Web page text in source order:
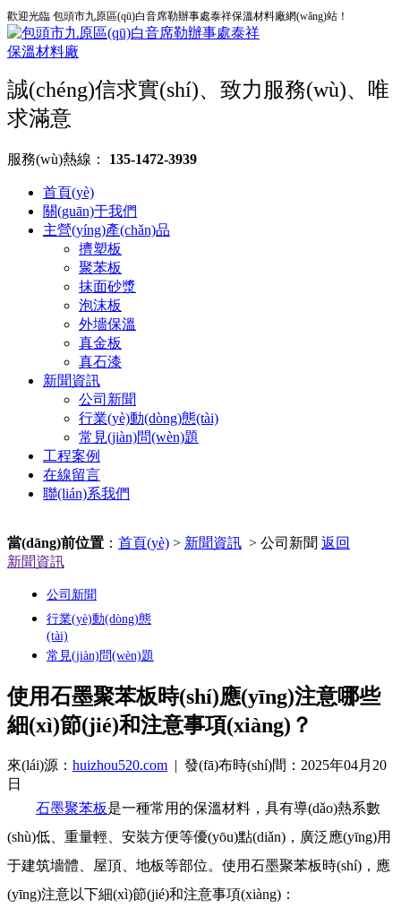
歡迎光臨 包頭市九原區(qū)白音席勒辦事處泰祥保溫材料廠網(wǎng)站！
誠(chéng)信求實(shí)、致力服務(wù)、唯
求滿意
服務(wù)熱線： 135-1472-3939
首頁(yè)
關(guān)于我們
主營(yíng)產(chǎn)品
擠塑板
聚苯板
抹面砂漿
泡沫板
外墻保溫
真金板
真石漆
新聞資訊
公司新聞
行業(yè)動(dòng)態(tài)
常見(jiàn)問(wèn)題
工程案例
在線留言
聯(lián)系我們
當(dāng)前位置 ： 首頁(yè) > 新聞資訊 > 公司新聞 返回
新聞資訊
公司新聞
行業(yè)動(dòng)態
(tài)
常見(jiàn)問(wèn)題
使用石墨聚苯板時(shí)應(yīng)注意哪些
細(xì)節(jié)和注意事項(xiàng)？
來(lái)源： huizhou520.com | 發(fā)布時(shí)間：2025年04月20
日
石墨聚苯板是一種常用的保溫材料，具有導(dǎo)熱系數
(shù)低、重量輕、安裝方便等優(yōu)點(diǎn)，廣泛應(yīng)用
于建筑墻體、屋頂、地板等部位。使用石墨聚苯板時(shí)，應
(yīng)注意以下細(xì)節(jié)和注意事項(xiàng)：